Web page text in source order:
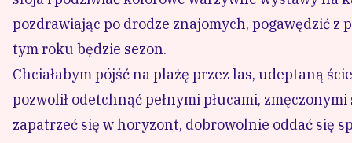
pozdrawiając po drodze znajomych, pogawędzić z
tym roku będzie sezon.
Chciałabym pójść na plażę przez las, udeptaną
pozwolił odetchnąć pełnymi płucami,
zapatrzeć się w horyzont, dobrowolnie oddać się